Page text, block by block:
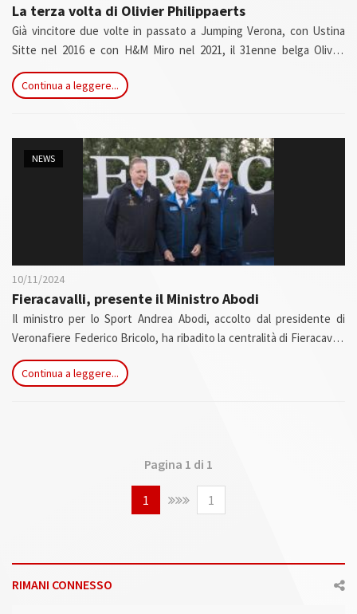
La terza volta di Olivier Philippaerts
Già vincitore due volte in passato a Jumping Verona, con Ustina
Sitte nel 2016 e con H&M Miro nel 2021, il 31enne belga Olivier
Philippaerts ha fatto tris oggi nel Premio n. 4 presented by EGO7
(cat. a tempo; h 1,50; 30.000 €) in sella a Kwik Tweet, una 9 anni
Continua a leggere...
NEWS
10/11/2024
Fieracavalli, presente il Ministro Abodi
Il ministro per lo Sport Andrea Abodi, accolto dal presidente di
Veronafiere Federico Bricolo, ha ribadito la centralità di Fieracavalli
per lo sport internazionale. Si conclude oggi il programma sportivo
della manifestazione veronese con le attese finali dei principali
Continua a leggere...
Pagina 1 di 1
1 1
RIMANI CONNESSO